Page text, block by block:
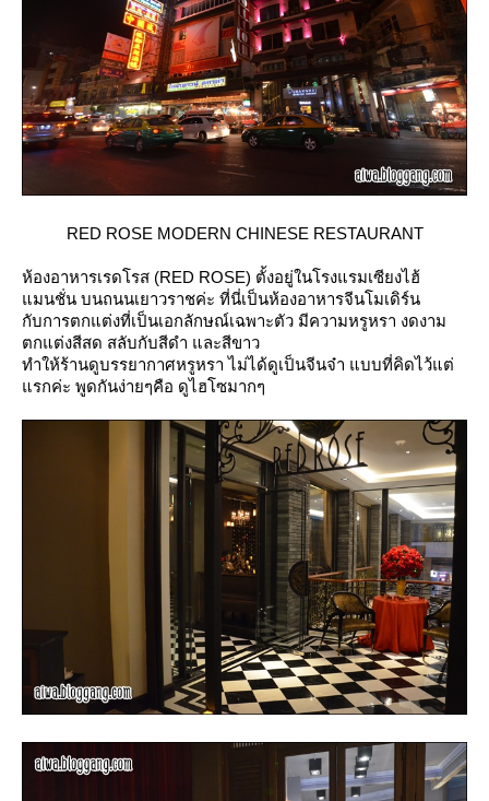
RED ROSE MODERN CHINESE RESTAURANT
ห้องอาหารเรดโรส (RED ROSE) ตั้งอยู่ในโรงแรมเซียงไฮ้
มนชั่น บนถนนเยาวราชค่ะ ที่นี่เป็นห้องอาหารจีนโมเดิร์น
กับการตกแต่งที่เป็นเอกลักษณ์เฉพาะตัว มีความหรูหรา งดงาม
ตกแต่งสีสด สลับกับสีดำ และสีขาว
ทำให้ร้านดูบรรยากาศหรูหรา ไม่ได้ดูเป็นจีนจ๋า แบบที่คิดไว้แต่
รกค่ะ พูดกันง่ายๆคือ ดูไฮโซมากๆ